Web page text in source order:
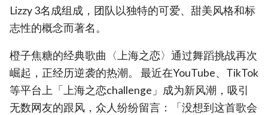
Lizzy 3名成组成，团队以独特的可爱、甜美风格和标
志性的概念而著名。
橙子焦糖的经典歌曲〈上海之恋〉通过舞蹈挑战再次
崛起，正经历逆袭的热潮。 最近在YouTube、TikTok
等平台上「上海之恋challenge」成为新风潮，吸引
无数网友的跟风，众人纷纷留言：「没想到这首歌会